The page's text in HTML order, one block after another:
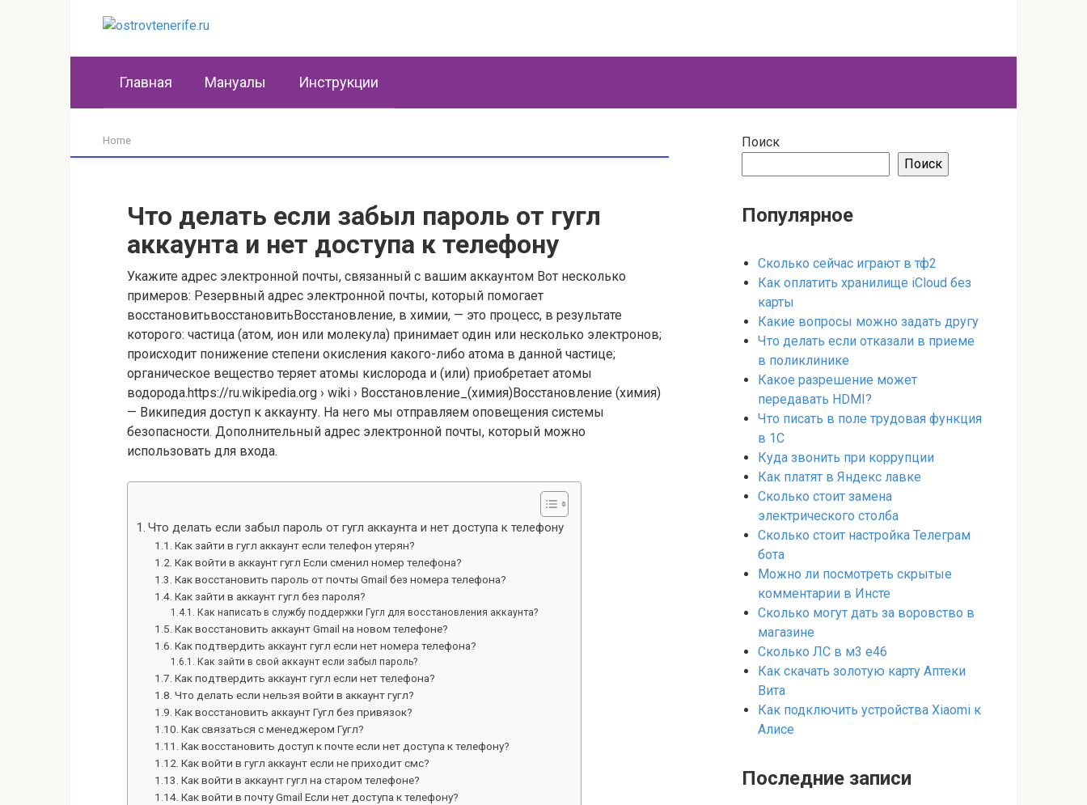
Главная Мануалы Инструкции
Home
Что делать если забыл пароль от гугл
аккаунта и нет доступа к телефону
Укажите адрес электронной почты, связанный с вашим аккаунтом Вот несколько
примеров: Резервный адрес электронной почты, который помогает
восстановитьвосстановитьВосстановление, в химии, — это процесс, в результате
которого: частица (атом, ион или молекула) принимает один или несколько электронов;
происходит понижение степени окисления какого-либо атома в данной частице;
органическое вещество теряет атомы кислорода и (или) приобретает атомы
водорода.https://ru.wikipedia.org › wiki › Восстановление_(химия)Восстановление (химия)
— Википедия доступ к аккаунту. На него мы отправляем оповещения системы
безопасности. Дополнительный адрес электронной почты, который можно
использовать для входа.
Что делать если забыл пароль от гугл аккаунта и нет доступа к телефону
Как зайти в гугл аккаунт если телефон утерян?
Как войти в аккаунт гугл Если сменил номер телефона?
Как восстановить пароль от почты Gmail без номера телефона?
Как зайти в аккаунт гугл без пароля?
Как написать в службу поддержки Гугл для восстановления аккаунта?
Как восстановить аккаунт Gmail на новом телефоне?
Как подтвердить аккаунт гугл если нет номера телефона?
Как зайти в свой аккаунт если забыл пароль?
Как подтвердить аккаунт гугл если нет телефона?
Что делать если нельзя войти в аккаунт гугл?
Как восстановить аккаунт Гугл без привязок?
Как связаться с менеджером Гугл?
Как восстановить доступ к почте если нет доступа к телефону?
Как войти в гугл аккаунт если не приходит смс?
Как войти в аккаунт гугл на старом телефоне?
Как войти в почту Gmail Если нет доступа к телефону?
Поиск
Поиск
Популярное
Сколько сейчас играют в тф2
Как оплатить хранилище iCloud без
карты
Какие вопросы можно задать другу
Что делать если отказали в приеме
в поликлинике
Какое разрешение может
передавать HDMI?
Что писать в поле трудовая функция
в 1С
Куда звонить при коррупции
Как платят в Яндекс лавке
Сколько стоит замена
электрического столба
Сколько стоит настройка Телеграм
бота
Можно ли посмотреть скрытые
комментарии в Инсте
Сколько могут дать за воровство в
магазине
Сколько ЛС в м3 е46
Как скачать золотую карту Аптеки
Вита
Как подключить устройства Xiaomi к
Алисе
Последние записи